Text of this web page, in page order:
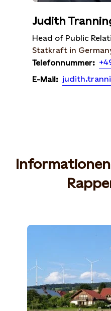
Judith
Head of Public
Statkraft in
Telefonnummer:
E-Mail: